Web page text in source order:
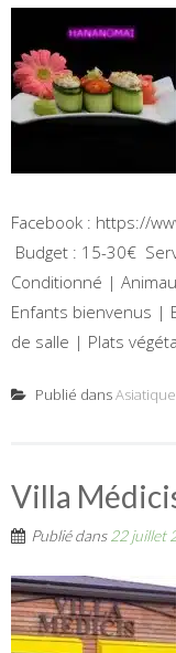
Facebook : https://
Budget : 15-30€
Conditionné |
Enfants bienvenus |
de salle | Plats
Publié dans
Villa
Publié dans 22 juillet